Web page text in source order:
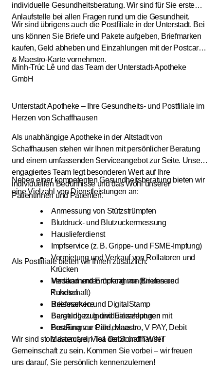
individuelle Gesundheitsberatung. Wir sind für Sie erste
Anlaufstelle bei allen Fragen rund um die Gesundheit.
Wir sind übrigens auch die Postfiliale in der Unterstadt. Bei
uns können Sie Briefe und Pakete aufgeben, Briefmarken
kaufen, Geld abheben und Einzahlungen mit der Postcard
& Maestro-Karte vornehmen.
Minh-Trúc Lê und das Team der Unterstadt-Apotheke
GmbH
Unterstadt Apotheke – Ihre Gesundheits- und Postfiliale im
Herzen von Schaffhausen
Als unabhängige Apotheke in der Altstadt von
Schaffhausen stehen wir Ihnen mit persönlicher Beratung
und einem umfassenden Serviceangebot zur Seite. Unser
engagiertes Team legt besonderen Wert auf Ihre
individuellen Bedürfnisse und das Wohl unserer
Patientinnen und Patienten.
Neben einer kompetenten Gesundheitsberatung bieten wir
eine Vielzahl von Dienstleistungen an:
Anmessung von Stützstrümpfen
Blutdruck- und Blutzuckermessung
Hauslieferdienst
Impfservice (z. B. Grippe- und FSME-Impfung)
Vermietung und Verkauf von Rollatoren und
Krücken
Medikamentenrücknahme (für unsere
Kundschaft)
Reiseservice
Beratung zu Individualrezepturen
Beratung zur Pille danach
Als Postfiliale bieten wir Ihnen zusätzlich:
Versand und Empfang von Briefen und
Paketen
Briefmarken und DigitalStamp
Bargeldbezug und Einzahlungen mit
PostFinance Card, Maestro, V PAY, Debit
Mastercard, Visa Debit und TWINT
Wir sind stolz darauf, ein Teil der Schaffhauser
Gemeinschaft zu sein. Kommen Sie vorbei – wir freuen
uns darauf, Sie persönlich kennenzulernen!